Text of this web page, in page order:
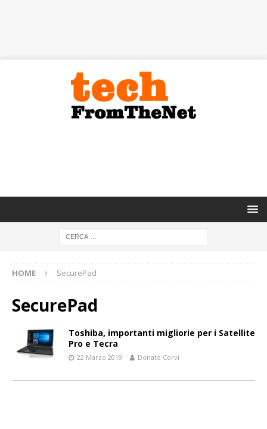
HOME SecurePad
SecurePad
Toshiba, importanti migliorie per i Satellite
Pro e Tecra
22 Marzo 2019 Donato Corvi